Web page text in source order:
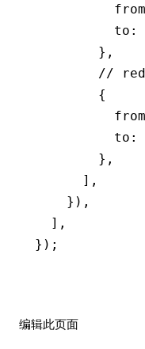
          from
          to
:
        }
,
//
        {
          from
          to
:
        }
,
      ]
,
    })
,
  ]
,
});
编辑此页面